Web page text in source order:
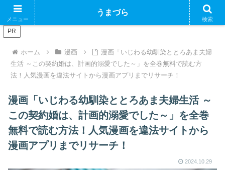
ブログで収益化できるかやってみるブログ
PR
ホーム 漫画
漫画「いじわる幼馴染ととろあま夫婦
生活 ～この契約婚は、計画的溺愛でした～」を全巻無料で読む方
法！人気漫画を違法サイトから漫画アプリまでリサーチ！
漫画「いじわる幼馴染ととろあま夫婦生活 ～
この契約婚は、計画的溺愛でした～」を全巻
無料で読む方法！人気漫画を違法サイトから
漫画アプリまでリサーチ！
2024.10.29
メニュー
うまづら
検索